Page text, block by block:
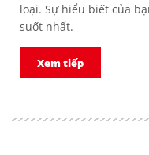
loại. Sự hiểu biết của
suốt nhất.
Xem tiếp